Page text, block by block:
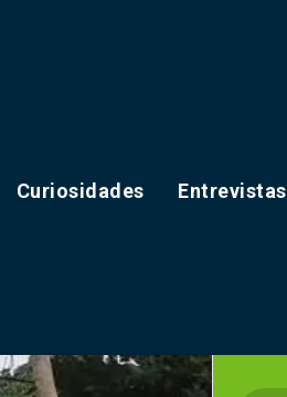
Curiosidades Entrevistas